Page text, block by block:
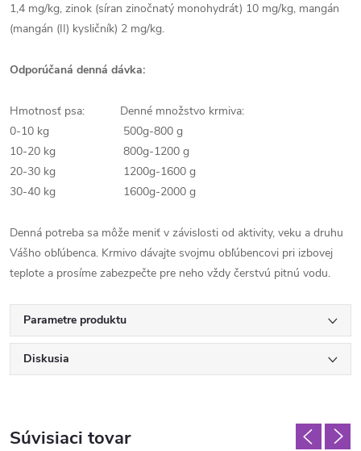
1,4 mg/kg, zinok (síran zinočnatý monohydrát) 10 mg/kg, mangán
(mangán (II) kysličník) 2 mg/kg.
Odporúčaná denná dávka:
Hmotnosť psa: Denné množstvo krmiva:
0-10 kg 500g-800 g
10-20 kg 800g-1200 g
20-30 kg 1200g-1600 g
30-40 kg 1600g-2000 g
Denná potreba sa môže meniť v závislosti od aktivity, veku a druhu
Vášho obľúbenca. Krmivo dávajte svojmu obľúbencovi pri izbovej
teplote a prosíme zabezpečte pre neho vždy čerstvú pitnú vodu.
Parametre produktu
Diskusia
Súvisiaci tovar